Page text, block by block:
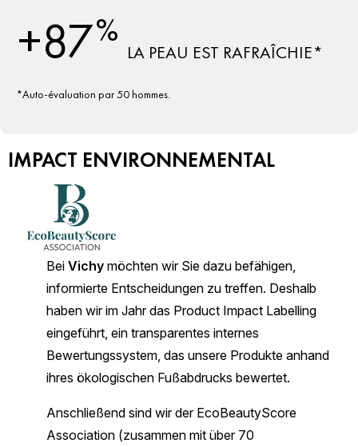
+87%
LA PEAU EST RAFRAÎCHIE*
*Auto-évaluation par 50 hommes.
IMPACT ENVIRONNEMENTAL